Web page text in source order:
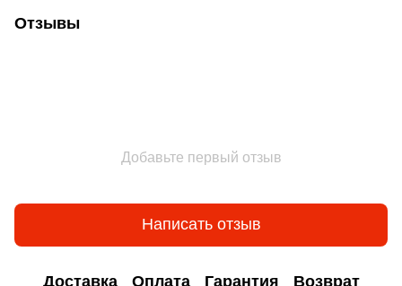
Отзывы
Добавьте первый отзыв
Написать отзыв
Доставка Оплата Гарантия Возврат